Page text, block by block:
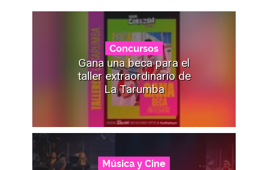
Concursos
Gana una beca para el
taller extraordinario de
La Tarumba
Música y Cine